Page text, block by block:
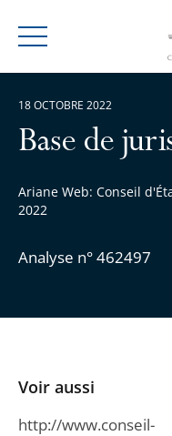
Menu
Base de
Ariane Web: Conseil
2022
Analyse n° 462497
18 OCTOBRE 2022
Voir aussi
http://www.conseil-